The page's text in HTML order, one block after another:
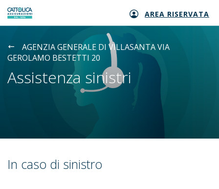
Generali logo AREA RISERVATA
AGENZIA GENERALE DI VILLASANTA VIA
GEROLAMO BESTETTI 20
Assistenza sinistri
In caso di sinistro